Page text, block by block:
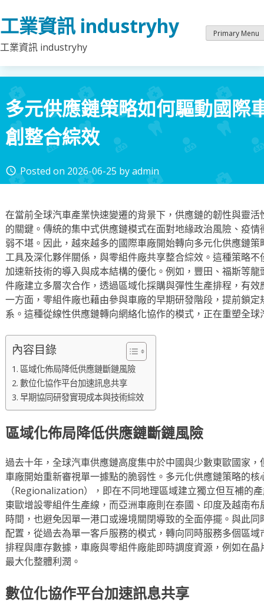
to
content
工業資訊 industryhy
工業資訊 industryhy
Primary Menu
多元供應鏈策略如何驅動國際
創整合綜效
access_time Posted on 2026-06-25 byadmin
在當前全球汽車產業快速變遷的背景下，供應鏈的韌性與靈
的關鍵。傳統的集中式供應鏈模式在面對地緣政治風險、疫
弱不堪。因此，越來越多的國際車廠開始轉向多元化供應鏈
工具及深化夥伴關係，與零組件廠共享整合綜效。這種策略
加速新技術的導入與成本結構的優化。例如，豐田、福斯等
件廠建立多層次合作，透過區域化採購與彈性生產排程，有
一方面，零組件廠也藉由參與車廠的早期研發階段，提前鎖
系。這種從線性供應鏈轉向網絡化協作的模式，正在重塑全
內容目錄
區域化佈局降低供應鏈斷鏈風險
數位化協作平台加速訊息共享
早期協同研發實現成本與技術綜效
區域化佈局降低供應鏈斷鏈風險
過去十年，全球汽車供應鏈高度集中於中國與少數東歐國家
車廠開始重新審視單一據點的脆弱性。多元化供應鏈策略的
（Regionalization），即在不同地理區域建立獨立但互補的
東歐增設零組件生產線，而亞洲車廠則在泰國、印度及越南
時間，也避免因單一港口或邊境關閉導致的全面停擺。與此
配置，從過去為單一客戶服務的模式，轉向同時服務多個區
排程與庫存數據，車廠與零組件廠能即時調度資源，例如在
最大化整體利潤。
數位化協作平台加速訊息共享